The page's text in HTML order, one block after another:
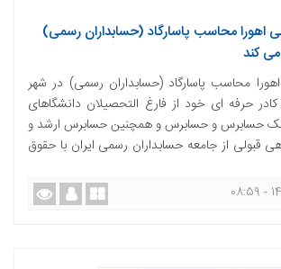
محاسب پاسارگاد (حسابداران رسمی)
کند
محاسب پاسارگاد (حسابداران رسمی) در شهر
حرفه ای خود از فارغ التحصیلان دانشگاهای
حسابرس و حسابرس و همچنین حسابرس ارشد و
قبولی از جامعه حسابداران رسمی ایران با حقوق